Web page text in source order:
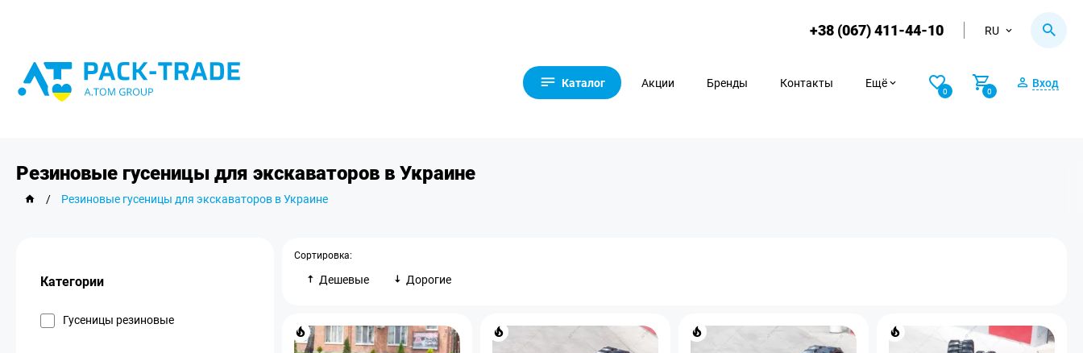
+38 (067) 411-44-10 RU
Каталог Акции Бренды Контакты Ещё
0 0
Вход
Резиновые гусеницы для экскаваторов в Украине
/ Резиновые гусеницы для экскаваторов в Украине
Категории
Гусеницы резиновые
Сортировка:
Дешевые Дорогие